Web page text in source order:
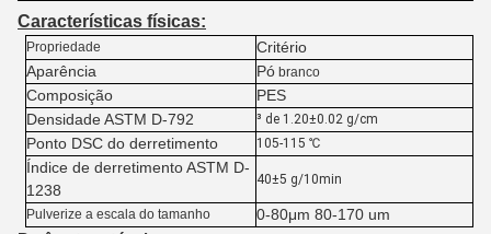
Características físicas:
Propriedade
Critério
Aparência
Póbranco
Composição
PES
Densidade ASTM D-792
³ de 1.20±0.02 g/cm
Ponto DSC do derretimento 105-115 ℃
Índice de derretimento ASTM D-
1238
40±5 g/10min
Pulverize a escala do tamanho
0-80μm 80-170 um